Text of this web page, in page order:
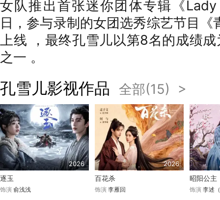
女队推出首张迷你团体专辑《
日，参与录制的女团选秀综艺节目
上线 ，最终孔雪儿以第8名的成绩
之一 。
孔雪儿影视作品 全部(15) >
2026
逐玉
饰演 俞浅浅
2026
百花杀
饰演 李雁回
昭阳公主
饰演 李述